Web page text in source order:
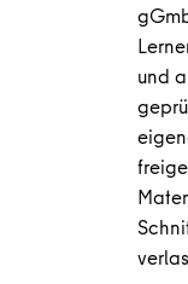
und